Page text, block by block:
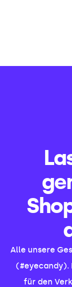
Alle unsere
(#eyecandy).
für den